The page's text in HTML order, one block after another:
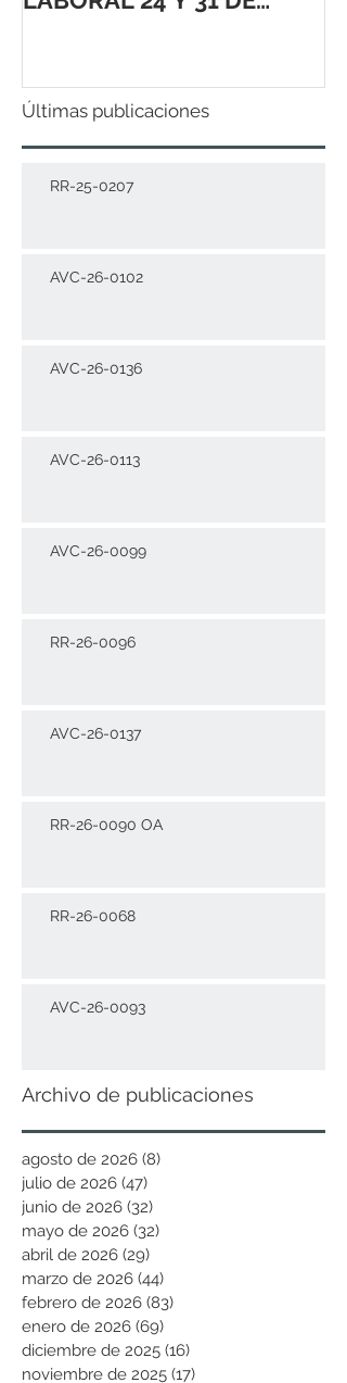
Últimas publicaciones
RR-25-0207
AVC-26-0102
AVC-26-0136
AVC-26-0113
AVC-26-0099
RR-26-0096
AVC-26-0137
RR-26-0090 OA
RR-26-0068
AVC-26-0093
Archivo de publicaciones
agosto de 2026 (8)
julio de 2026 (47)
junio de 2026 (32)
mayo de 2026 (32)
abril de 2026 (29)
marzo de 2026 (44)
febrero de 2026 (83)
enero de 2026 (69)
diciembre de 2025 (16)
noviembre de 2025 (17)